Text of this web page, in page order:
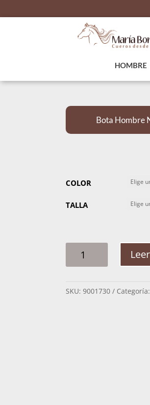
HOMBRE
Bota Hombre
COLOR
TALLA
HOMBRE
STANLEY
SKU:9001730 Categoría: